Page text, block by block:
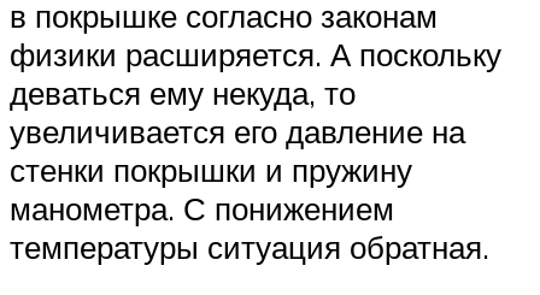
в покрышке согласно законам
физики расширяется. А поскольку
деваться ему некуда, то
увеличивается его давление на
стенки покрышки и пружину
манометра. С понижением
температуры ситуация обратная.